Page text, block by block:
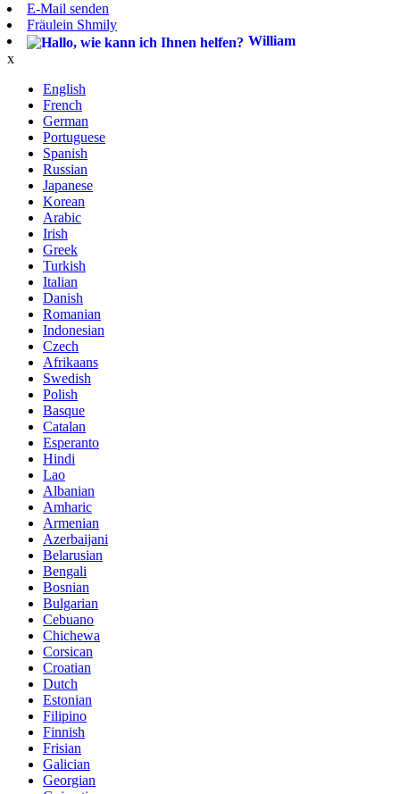
E-Mail senden
Fräulein Shmily
William
x
English
French
German
Portuguese
Spanish
Russian
Japanese
Korean
Arabic
Irish
Greek
Turkish
Italian
Danish
Romanian
Indonesian
Czech
Afrikaans
Swedish
Polish
Basque
Catalan
Esperanto
Hindi
Lao
Albanian
Amharic
Armenian
Azerbaijani
Belarusian
Bengali
Bosnian
Bulgarian
Cebuano
Chichewa
Corsican
Croatian
Dutch
Estonian
Filipino
Finnish
Frisian
Galician
Georgian